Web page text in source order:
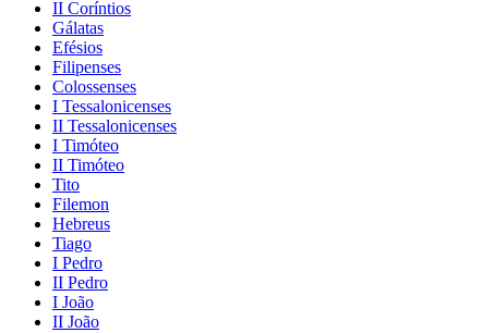
II Coríntios
Gálatas
Efésios
Filipenses
Colossenses
I Tessalonicenses
II Tessalonicenses
I Timóteo
II Timóteo
Tito
Filemon
Hebreus
Tiago
I Pedro
II Pedro
I João
II João